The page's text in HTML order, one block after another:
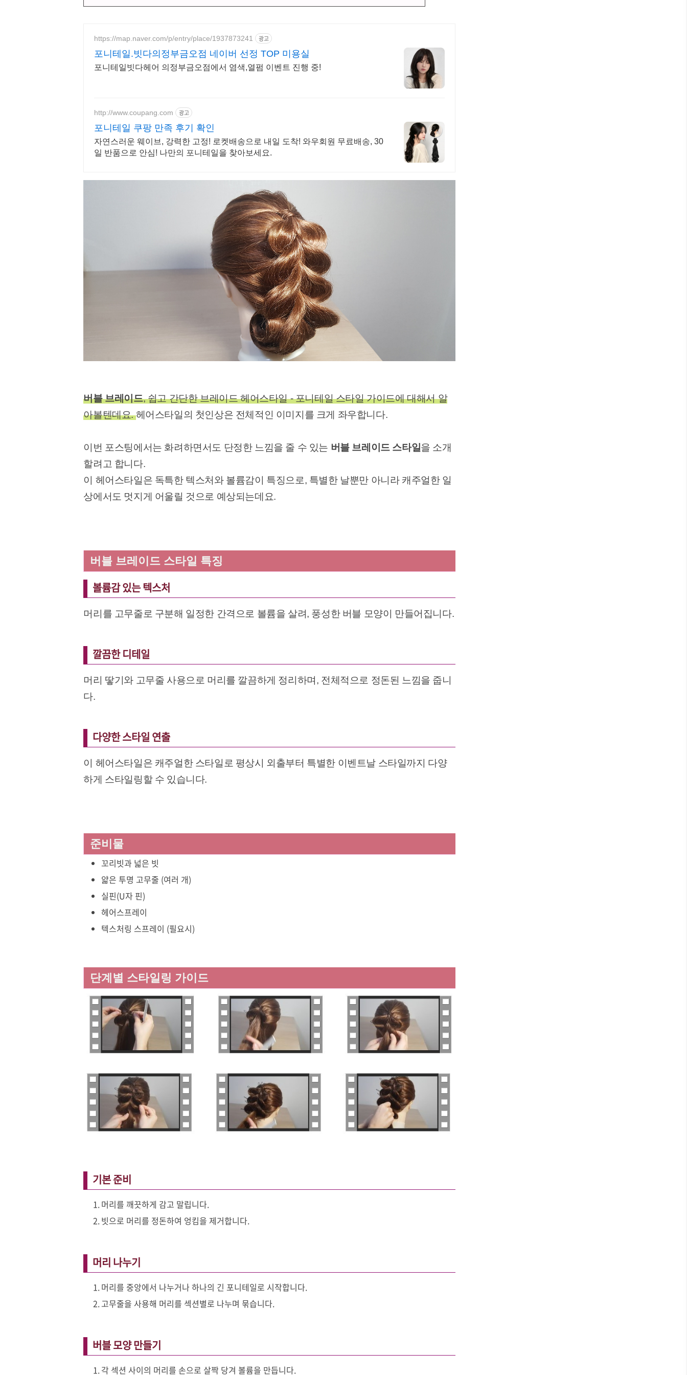
https://map.naver.com/p/entry/place/1937873241 광고
포니테일.빗다의정부금오점 네이버 선정 TOP 미용실
포니테일빗다헤어 의정부금오점에서 염색,열펌 이벤트 진행 중!
http://www.coupang.com 광고
포니테일 쿠팡 만족 후기 확인
자연스러운 웨이브, 강력한 고정! 로켓배송으로 내일 도착! 와우회원 무료배송, 30
일 반품으로 안심! 나만의 포니테일을 찾아보세요.
버블 브레이드, 쉽고 간단한 브레이드 헤어스타일 - 포니테일 스타일 가이드에 대해서 알
아볼텐데요.헤어스타일의 첫인상은 전체적인 이미지를 크게 좌우합니다.
이번 포스팅에서는 화려하면서도 단정한 느낌을 줄 수 있는 버블 브레이드 스타일을 소개
할려고 합니다.
이 헤어스타일은 독특한 텍스처와 볼륨감이 특징으로, 특별한 날뿐만 아니라 캐주얼한 일
상에서도 멋지게 어울릴 것으로 예상되는데요.
버블 브레이드 스타일 특징
볼륨감 있는 텍스처
머리를 고무줄로 구분해 일정한 간격으로 볼륨을 살려, 풍성한 버블 모양이 만들어집니다.
깔끔한 디테일
머리 땋기와 고무줄 사용으로 머리를 깔끔하게 정리하며, 전체적으로 정돈된 느낌을 줍니
다.
다양한 스타일 연출
이 헤어스타일은 캐주얼한 스타일로 평상시 외출부터 특별한 이벤트날 스타일까지 다양
하게 스타일링할 수 있습니다.
준비물
꼬리빗과 넓은 빗
얇은 투명 고무줄 (여러 개)
실핀(U자 핀)
헤어스프레이
텍스처링 스프레이 (필요시)
단계별 스타일링 가이드
기본 준비
머리를 깨끗하게 감고 말립니다.
빗으로 머리를 정돈하여 엉킴을 제거합니다.
머리 나누기
머리를 중앙에서 나누거나 하나의 긴 포니테일로 시작합니다.
고무줄을 사용해 머리를 섹션별로 나누며 묶습니다.
버블 모양 만들기
각 섹션 사이의 머리를 손으로 살짝 당겨 볼륨을 만듭니다.